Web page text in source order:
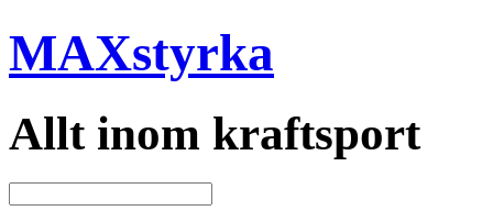
MAXstyrka
Allt inom kraftsport